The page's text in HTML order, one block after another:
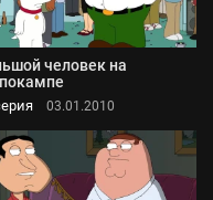
человек на
03.01.2010